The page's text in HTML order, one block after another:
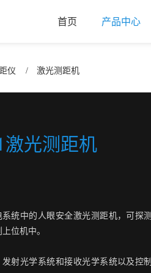
首页 产品中心
仪 / 激光测距机
光测距机
统中的人眼安全激光测距机，可探测
位机中。
射光学系统和接收光学系统以及控制